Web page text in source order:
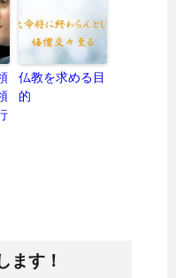
仏教を求める目
的
ます！